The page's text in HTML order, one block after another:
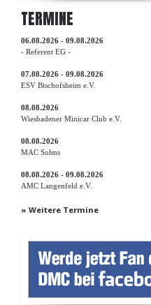
TERMINE
06.08.2026 - 09.08.2026
- Referent EG -
07.08.2026 - 09.08.2026
ESV Bischofsheim e.V.
08.08.2026
Wiesbadener Minicar Club e.V.
08.08.2026
MAC Solms
08.08.2026 - 09.08.2026
AMC Langenfeld e.V.
» Weitere Termine